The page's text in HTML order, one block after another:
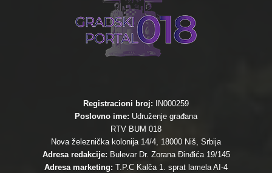
Registracioni broj:
IN000259
Poslovno ime: Udruženje građana
RTV BUM 018
Nova železnička kolonija 14/4, 18000 Niš, Srbija
Adresa redakcije: Bulevar Dr. Zorana Đinđića 19/145
Adresa marketing: T.P.C Kalča 1. sprat lamela AI-4